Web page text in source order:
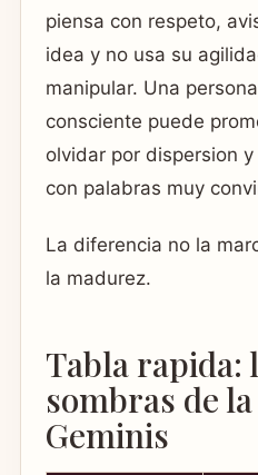
piensa con respeto,
idea y no usa su
manipular. Una
consciente puede
olvidar por dispersion
con palabras muy
La diferencia no la
la madurez.
Tabla rapida:
sombras de
Geminis